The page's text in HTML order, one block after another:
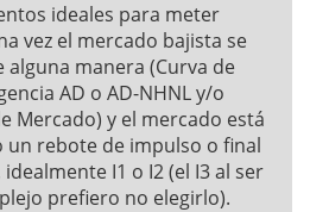
ideales para meter
vez el mercado bajista se
alguna manera (Curva de
AD o AD-NHNL y/o
Mercado) y el mercado está
rebote de impulso o final
I1 o I2 (el I3 al ser
prefiero no elegirlo).